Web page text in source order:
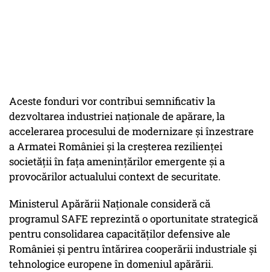
Aceste fonduri vor contribui semnificativ la
dezvoltarea industriei naționale de apărare, la
accelerarea procesului de modernizare și înzestrare
a Armatei României și la creșterea rezilienței
societății în fața amenințărilor emergente și a
provocărilor actualului context de securitate.
Ministerul Apărării Naționale consideră că
programul SAFE reprezintă o oportunitate strategică
pentru consolidarea capacităților defensive ale
României și pentru întărirea cooperării industriale și
tehnologice europene în domeniul apărării.